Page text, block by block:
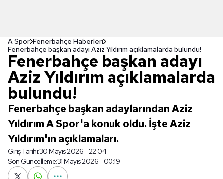
A Spor Fenerbahçe Haberleri
Fenerbahçe başkan adayı Aziz Yıldırım açıklamalarda bulundu!
Fenerbahçe başkan adayı
Aziz Yıldırım açıklamalarda
bulundu!
Fenerbahçe başkan adaylarından Aziz
Yıldırım A Spor'a konuk oldu. İşte Aziz
Yıldırım'ın açıklamaları.
Giriş Tarihi:30 Mayıs 2026 - 22:04
Son Güncelleme:31 Mayıs 2026 - 00:19